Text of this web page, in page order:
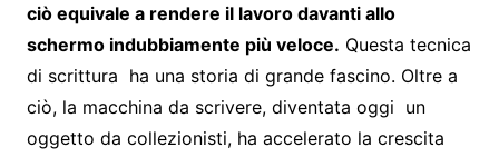
ciò equivale a rendere il lavoro davanti allo
schermo indubbiamente più veloce. Questa tecnica
di scrittura ha una storia di grande fascino. Oltre a
ciò, la macchina da scrivere, diventata oggi un
oggetto da collezionisti, ha accelerato la crescita